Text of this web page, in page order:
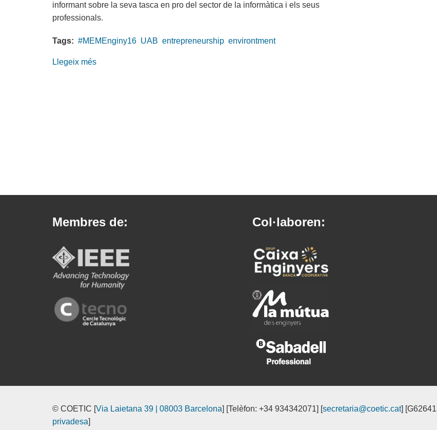
informant sobre la seva tasca en pro del sector de la informàtica i els seus
professionals.
Tags: #MEMEnginy16 UAB entrepreneurship environtment
Llegeix més
Membres de: Col·laboren:
© COETIC [Via Laietana 39 | 08003 Barcelona] [Telèfon: +34 934342071] [secretaria@coetic.cat]
privadesa]